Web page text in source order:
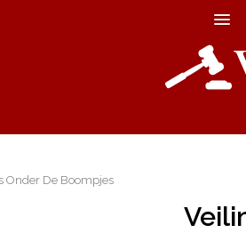
Onder De Boompjes